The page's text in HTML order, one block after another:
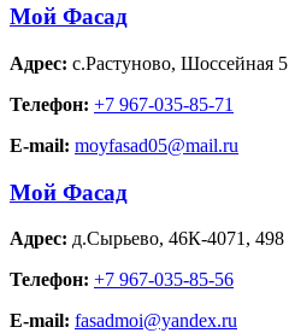
Мой Фасад
Адрес: с.Растуново, Шоссейная 5
Телефон: +7 967-035-85-71
E-mail: moyfasad05@mail.ru
Мой Фасад
Адрес: д.Сырьево, 46К-4071, 498
Телефон: +7 967-035-85-56
E-mail: fasadmoi@yandex.ru